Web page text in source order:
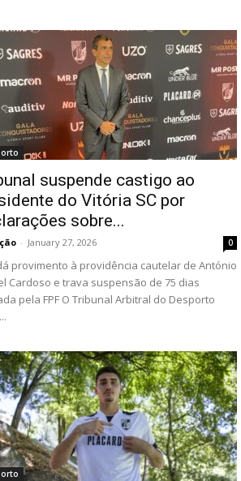
suspende castigo ao
do Vitória SC por
sobre...
- January 27, 2026 0
provimento à providência cautelar de António
Cardoso e trava suspensão de 75 dias
pela FPF O Tribunal Arbitral do Desporto